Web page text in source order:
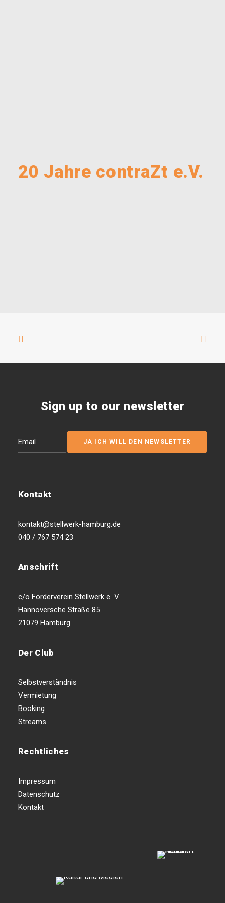
20 Jahre contraZt e.V.
Sign up to our newsletter
Kontakt
kontakt@stellwerk-hamburg.de
040 / 767 574 23
Anschrift
c/o Förderverein Stellwerk e. V.
Hannoversche Straße 85
21079 Hamburg
Der Club
Selbstverständnis
Vermietung
Booking
Streams
Rechtliches
Impressum
Datenschutz
Kontakt